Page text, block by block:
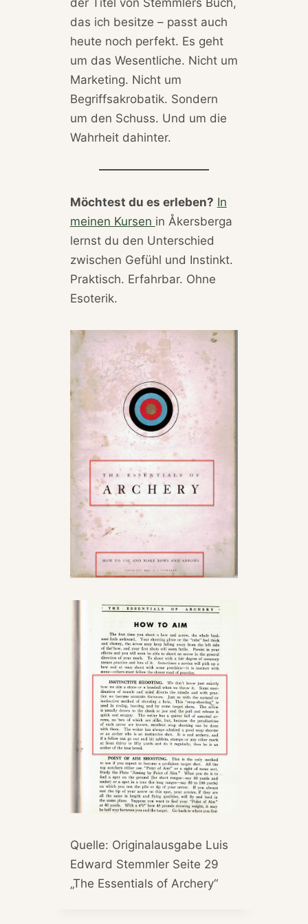
der Titel von Stemmlers Buch,
das ich besitze – passt auch
heute noch perfekt. Es geht
um das Wesentliche. Nicht um
Marketing. Nicht um
Begriffsakrobatik. Sondern
um den Schuss. Und um die
Wahrheit dahinter.
Möchtest du es erleben? In
meinen Kursen in Åkersberga
lernst du den Unterschied
zwischen Gefühl und Instinkt.
Praktisch. Erfahrbar. Ohne
Esoterik.
Quelle: Originalausgabe Luis
Edward Stemmler Seite 29
„The Essentials of Archery“